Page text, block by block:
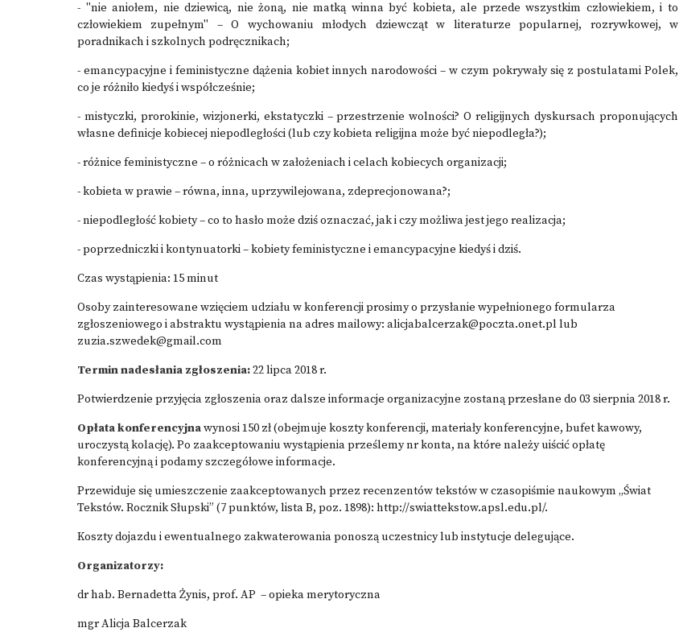
- "nie aniołem, nie dziewicą, nie żoną, nie matką winna być kobieta, ale przede wszystkim człowiekiem, i to
człowiekiem zupełnym" – O wychowaniu młodych dziewcząt w literaturze popularnej, rozrywkowej, w
poradnikach i szkolnych podręcznikach;
- emancypacyjne i feministyczne dążenia kobiet innych narodowości – w czym pokrywały się z postulatami Polek,
co je różniło kiedyś i współcześnie;
- mistyczki, prorokinie, wizjonerki, ekstatyczki – przestrzenie wolności? O religijnych dyskursach proponujących
własne definicje kobiecej niepodległości (lub czy kobieta religijna może być niepodległa?);
- różnice feministyczne – o różnicach w założeniach i celach kobiecych organizacji;
- kobieta w prawie – równa, inna, uprzywilejowana, zdeprecjonowana?;
- niepodległość kobiety – co to hasło może dziś oznaczać, jak i czy możliwa jest jego realizacja;
- poprzedniczki i kontynuatorki – kobiety feministyczne i emancypacyjne kiedyś i dziś.
Czas wystąpienia: 15 minut
Osoby zainteresowane wzięciem udziału w konferencji prosimy o przysłanie wypełnionego formularza
zgłoszeniowego i abstraktu wystąpienia na adres mailowy: alicjabalcerzak@poczta.onet.pllub
zuzia.szwedek@gmail.com
Termin nadesłania zgłoszenia:22 lipca 2018 r.
Potwierdzenie przyjęcia zgłoszenia oraz dalsze informacje organizacyjne zostaną przesłane do 03 sierpnia 2018 r.
Opłata konferencyjnawynosi 150 zł (obejmuje koszty konferencji, materiały konferencyjne, bufet kawowy,
uroczystą kolację). Po zaakceptowaniu wystąpienia prześlemy nr konta, na które należy uiścić opłatę
konferencyjną i podamy szczegółowe informacje.
Przewiduje się umieszczenie zaakceptowanych przez recenzentów tekstów w czasopiśmie naukowym „Świat
Tekstów. Rocznik Słupski” (7 punktów, lista B, poz. 1898): http://swiattekstow.apsl.edu.pl/.
Koszty dojazdu i ewentualnego zakwaterowania ponoszą uczestnicy lub instytucje delegujące.
Organizatorzy:
dr hab. Bernadetta Żynis, prof. AP – opieka merytoryczna
mgr Alicja Balcerzak